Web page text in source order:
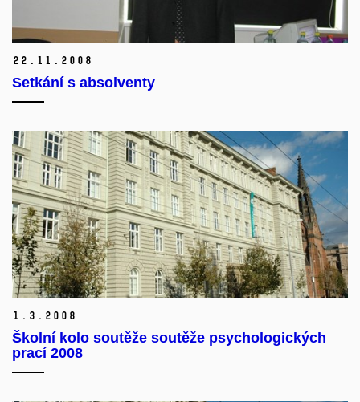
22. 11. 2008
Setkání s absolventy
1. 3. 2008
Školní kolo soutěže soutěže psychologických
prací 2008